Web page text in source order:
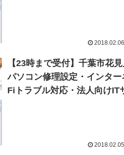
2018.02.06
【23時まで受付】千葉市花
パソコン修理設定・インタ
Fiトラブル対応・法人向けIT
2018.02.05